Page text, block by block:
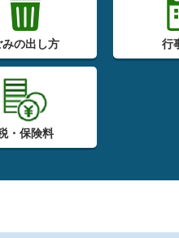
みの出し方 行
・保険料